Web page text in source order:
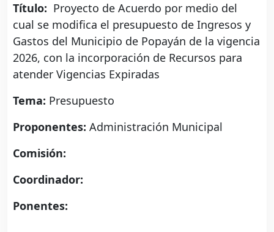
Título: Proyecto de Acuerdo por medio del
cual se modifica el presupuesto de Ingresos y
Gastos del Municipio de Popayán de la vigencia
2026, con la incorporación de Recursos para
atender Vigencias Expiradas
Tema: Presupuesto
Proponentes: Administración Municipal
Comisión:
Coordinador:
Ponentes: